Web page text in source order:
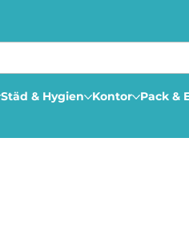
Städ & Hygien Kontor Pack &